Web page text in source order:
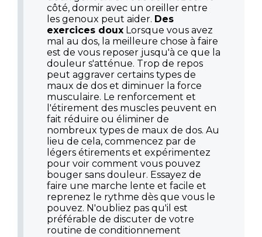
côté, dormir avec un oreiller entre
les genoux peut aider. Des
exercices doux Lorsque vous avez
mal au dos, la meilleure chose à faire
est de vous reposer jusqu'à ce que la
douleur s'atténue. Trop de repos
peut aggraver certains types de
maux de dos et diminuer la force
musculaire. Le renforcement et
l'étirement des muscles peuvent en
fait réduire ou éliminer de
nombreux types de maux de dos. Au
lieu de cela, commencez par de
légers étirements et expérimentez
pour voir comment vous pouvez
bouger sans douleur. Essayez de
faire une marche lente et facile et
reprenez le rythme dès que vous le
pouvez. N'oubliez pas qu'il est
préférable de discuter de votre
routine de conditionnement